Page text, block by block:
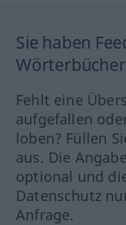
Sie haben
Fehlt eine
aufgefallen
loben? Füllen
aus. Die
optional und
Datenschutz
Anfrage.